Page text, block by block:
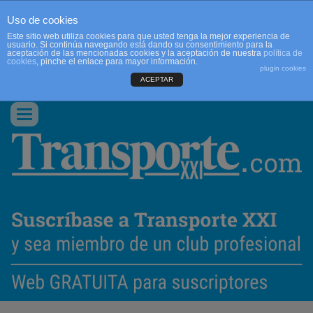
CONTACTO
Conmutar
navegación
Uso de cookies
Este sitio web utiliza cookies para que usted tenga la mejor experiencia de
usuario. Si continúa navegando está dando su consentimiento para la
aceptación de las mencionadas cookies y la aceptación de nuestra política de
cookies, pinche el enlace para mayor información.
plugin cookies
ACEPTAR